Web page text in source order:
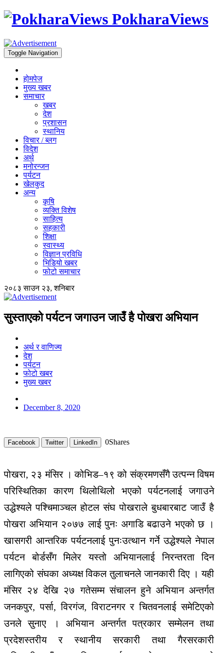
PokharaViews
Toggle Navigation
होमपेज
मुख्य खबर
समाचार
खबर
देश
प्रशासन
स्थानिय
विचार / ब्लग
विदेश
अर्थ
मनोरन्जन
पर्यटन
खेलकुद
अन्य
कृषि
व्यक्ति विशेष
साहित्य
सहकारी
शिक्षा
स्वास्थ्य
विज्ञान प्रविधि
भिडियो खबर
फोटो समाचार
२०८३ साउन २३, शनिबार
सुस्ताएको पर्यटन जगाउन जाउँ है पोखरा अभियान
अर्थ र वाणिज्य
देश
पर्यटन
फोटो खबर
मुख्य खबर
December 8, 2020
Facebook Twitter LinkedIn 0Shares
पोखरा, २३ मंसिर । कोभिड–१९ को संक्रमणसँगै उत्पन्न विषम
परिस्थितिका कारण थिलोथिलो भएको पर्यटनलाई जगाउने
उद्धेश्यले पश्चिमाञ्चल होटल संघ पोखराले बुधबारबाट जाउँ है
पोखरा अभियान २०७७ लाई पुनः अगाडि बढाउने भएको छ ।
खासगरी आन्तरिक पर्यटनलाई पुनःउत्थान गर्ने उद्धेश्यले नेपाल
पर्यटन बोर्डसँग मिलेर यस्तो अभियानलाई निरन्तरता दिन
लागिएको संघका अध्यक्ष विकल तुलाचनले जानकारी दिए । यही
मंसिर २४ देखि २७ गतेसम्म संचालन हुने अभियान अन्तर्गत
जनकपुर, पर्सा, विरगंज, विराटनगर र चितवनलाई समेटिएको
उनले सुनाए । अभियान अन्तर्गत पत्रकार सम्मेलन तथा
प्रदेशस्तरीय र स्थानीय सरकारी तथा गैरसरकारी